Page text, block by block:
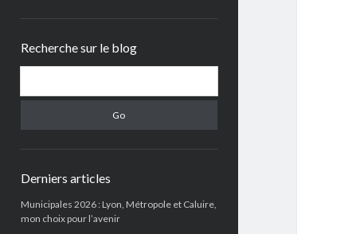
Recherche sur le blog
Derniers articles
Municipales 2026 : Lyon, Métropole et Caluire,
mon choix pour l’avenir